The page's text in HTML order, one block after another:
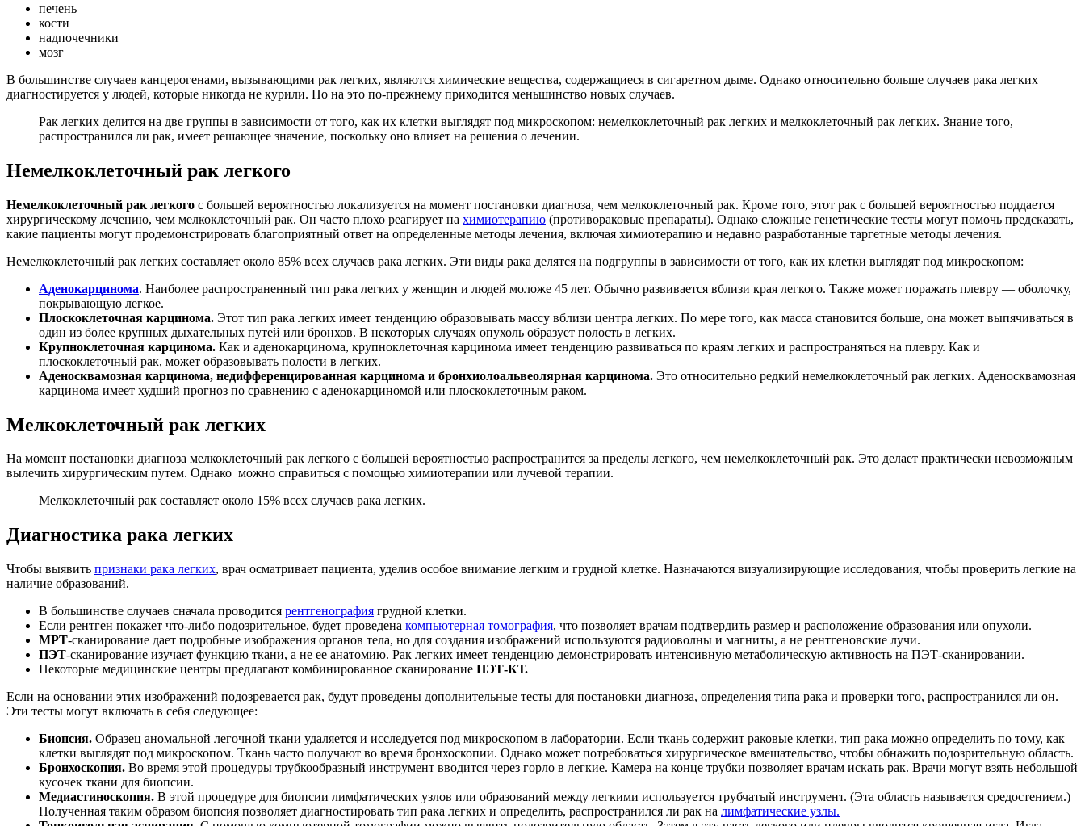
печень
кости
надпочечники
мозг
В большинстве случаев канцерогенами, вызывающими рак легких, являются химические вещества, содержащиеся в сигаретном дыме. Однако относительно больше случаев рака легких
диагностируется у людей, которые никогда не курили. Но на это по-прежнему приходится меньшинство новых случаев.
Рак легких делится на две группы в зависимости от того, как их клетки выглядят под микроскопом: немелкоклеточный рак легких и мелкоклеточный рак легких. Знание того,
распространился ли рак, имеет решающее значение, поскольку оно влияет на решения о лечении.
Немелкоклеточный рак легкого
Немелкоклеточный рак легкого с большей вероятностью локализуется на момент постановки диагноза, чем мелкоклеточный рак. Кроме того, этот рак с большей вероятностью поддается
хирургическому лечению, чем мелкоклеточный рак. Он часто плохо реагирует на химиотерапию (противораковые препараты). Однако сложные генетические тесты могут помочь предсказать,
какие пациенты могут продемонстрировать благоприятный ответ на определенные методы лечения, включая химиотерапию и недавно разработанные таргетные методы лечения.
Немелкоклеточный рак легких составляет около 85% всех случаев рака легких. Эти виды рака делятся на подгруппы в зависимости от того, как их клетки выглядят под микроскопом:
Аденокарцинома. Наиболее распространенный тип рака легких у женщин и людей моложе 45 лет. Обычно развивается вблизи края легкого. Также может поражать плевру — оболочку,
покрывающую легкое.
Плоскоклеточная карцинома. Этот тип рака легких имеет тенденцию образовывать массу вблизи центра легких. По мере того, как масса становится больше, она может выпячиваться в
один из более крупных дыхательных путей или бронхов. В некоторых случаях опухоль образует полость в легких.
Крупноклеточная карцинома. Как и аденокарцинома, крупноклеточная карцинома имеет тенденцию развиваться по краям легких и распространяться на плевру. Как и
плоскоклеточный рак, может образовывать полости в легких.
Аденосквамозная карцинома, недифференцированная карцинома и бронхиолоальвеолярная карцинома. Это относительно редкий немелкоклеточный рак легких. Аденосквамозная
карцинома имеет худший прогноз по сравнению с аденокарциномой или плоскоклеточным раком.
Мелкоклеточный рак легких
На момент постановки диагноза мелкоклеточный рак легкого с большей вероятностью распространится за пределы легкого, чем немелкоклеточный рак. Это делает практически невозможным
вылечить хирургическим путем. Однако можно справиться с помощью химиотерапии или лучевой терапии.
Мелкоклеточный рак составляет около 15% всех случаев рака легких.
Диагностика рака легких
Чтобы выявить признаки рака легких, врач осматривает пациента, уделив особое внимание легким и грудной клетке. Назначаются визуализирующие исследования, чтобы проверить легкие на
наличие образований.
В большинстве случаев сначала проводится рентгенография грудной клетки.
Если рентген покажет что-либо подозрительное, будет проведена компьютерная томография, что позволяет врачам подтвердить размер и расположение образования или опухоли.
МРТ-сканирование дает подробные изображения органов тела, но для создания изображений используются радиоволны и магниты, а не рентгеновские лучи.
ПЭТ-сканирование изучает функцию ткани, а не ее анатомию. Рак легких имеет тенденцию демонстрировать интенсивную метаболическую активность на ПЭТ-сканировании.
Некоторые медицинские центры предлагают комбинированное сканирование ПЭТ-КТ.
Если на основании этих изображений подозревается рак, будут проведены дополнительные тесты для постановки диагноза, определения типа рака и проверки того, распространился ли он.
Эти тесты могут включать в себя следующее:
Биопсия. Образец аномальной легочной ткани удаляется и исследуется под микроскопом в лаборатории. Если ткань содержит раковые клетки, тип рака можно определить по тому, как
клетки выглядят под микроскопом. Ткань часто получают во время бронхоскопии. Однако может потребоваться хирургическое вмешательство, чтобы обнажить подозрительную область.
Бронхоскопия. Во время этой процедуры трубкообразный инструмент вводится через горло в легкие. Камера на конце трубки позволяет врачам искать рак. Врачи могут взять небольшой
кусочек ткани для биопсии.
Медиастиноскопия. В этой процедуре для биопсии лимфатических узлов или образований между легкими используется трубчатый инструмент. (Эта область называется средостением.)
Полученная таким образом биопсия позволяет диагностировать тип рака легких и определить, распространился ли рак на лимфатические узлы.